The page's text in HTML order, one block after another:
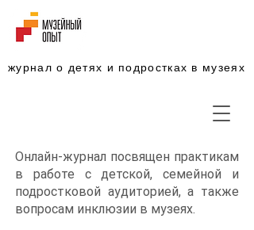
журнал о детях и подростках в музеях
Онлайн-журнал посвящен практикам
в работе с детской, семейной и
подростковой аудиторией, а также
вопросам инклюзии в музеях.